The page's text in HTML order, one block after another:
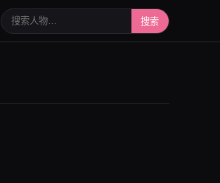
搜索人物或写真 搜索